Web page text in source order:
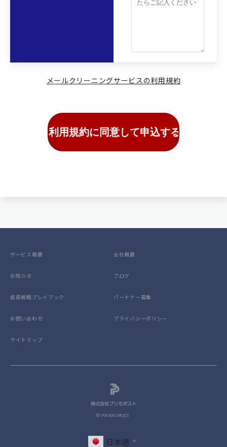
メールクリーニングサービスの利用規約
サービス概要 会社概要
お知らせ ブログ
成長戦略プレイブック パートナー募集
お問い合わせ プライバシーポリシー
サイトマップ
© PRIMOPOST.
日本語 ▼